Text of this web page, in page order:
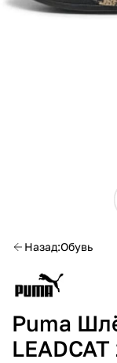
Назад Обувь
Puma